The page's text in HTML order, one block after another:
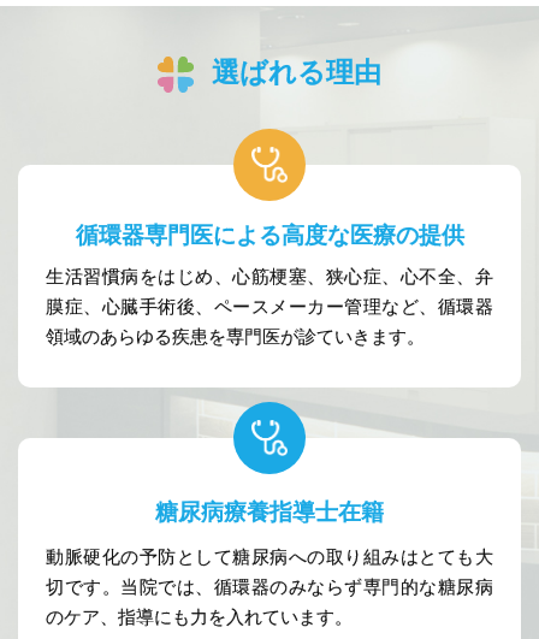
選ばれる理由
循環器専門医による高度な医療の提供
生活習慣病をはじめ、心筋梗塞、狭心症、心不全、弁
膜症、心臓手術後、ペースメーカー管理など、循環器
領域のあらゆる疾患を専門医が診ていきます。
糖尿病療養指導士在籍
動脈硬化の予防として糖尿病への取り組みはとても大
切です。当院では、循環器のみならず専門的な糖尿病
のケア、指導にも力を入れています。